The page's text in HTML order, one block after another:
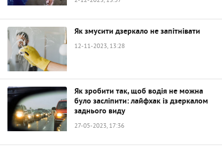
Як змусити дзеркало не запітнівати
12-11-2023, 13:28
Як зробити так, щоб водія не можна
було засліпити: лайфхак із дзеркалом
заднього виду
27-05-2023, 17:36